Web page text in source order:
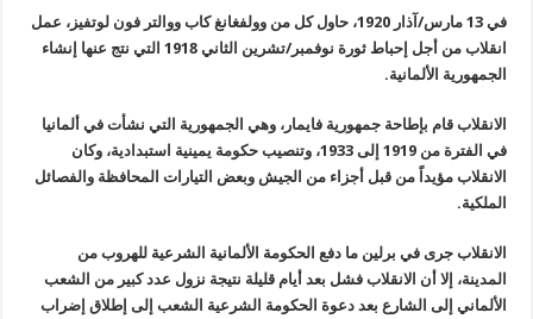
في 13 مارس/آذار 1920، حاول كل من وولفغانغ كاب ووالتر فون لوتفيز، عمل
انقلاب من أجل إحباط ثورة نوفمبر/تشرين الثاني 1918 التي نتج عنها إنشاء
الجمهورية الألمانية.
الانقلاب قام بإطاحة جمهورية فايمار، وهي الجمهورية التي نشأت في ألمانيا
في الفترة من 1919 إلى 1933، وتنصيب حكومة يمينية استبدادية، وكان
الانقلاب مؤيداً من قبل أجزاء من الجيش وبعض التيارات المحافظة والفصائل
الملكية.
الانقلاب جرى في برلين ما دفع الحكومة الألمانية الشرعية للهروب من
المدينة، إلا أن الانقلاب فشل بعد أيام قليلة نتيجة نزول عدد كبير من الشعب
الألماني إلى الشارع بعد دعوة الحكومة الشرعية الشعب إلى إطلاق إضراب